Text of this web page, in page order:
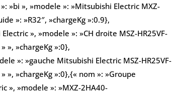
»bi », »modele »: »Mitsubishi Electric MXZ-
»: »R32″, »chargeKg »:0.9},
», »modele »: »CH droite MSZ-HR25VF-
», »chargeKg »:0},
»: »gauche Mitsubishi Electric MSZ-HR25VF-
», »chargeKg »:0},{« nom »: »Groupe
», »modele »: »MXZ-2HA40-